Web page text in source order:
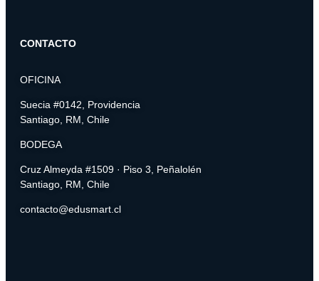
CONTACTO
OFICINA
Suecia #0142, Providencia
Santiago, RM, Chile
BODEGA
Cruz Almeyda #1509 · Piso 3, Peñalolén
Santiago, RM, Chile
contacto@edusmart.cl